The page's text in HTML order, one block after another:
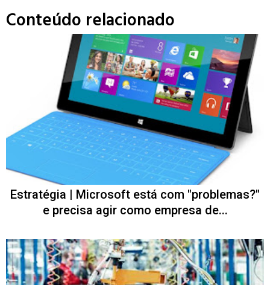
Conteúdo relacionado
Estratégia | Microsoft está com "problemas?"
e precisa agir como empresa de...